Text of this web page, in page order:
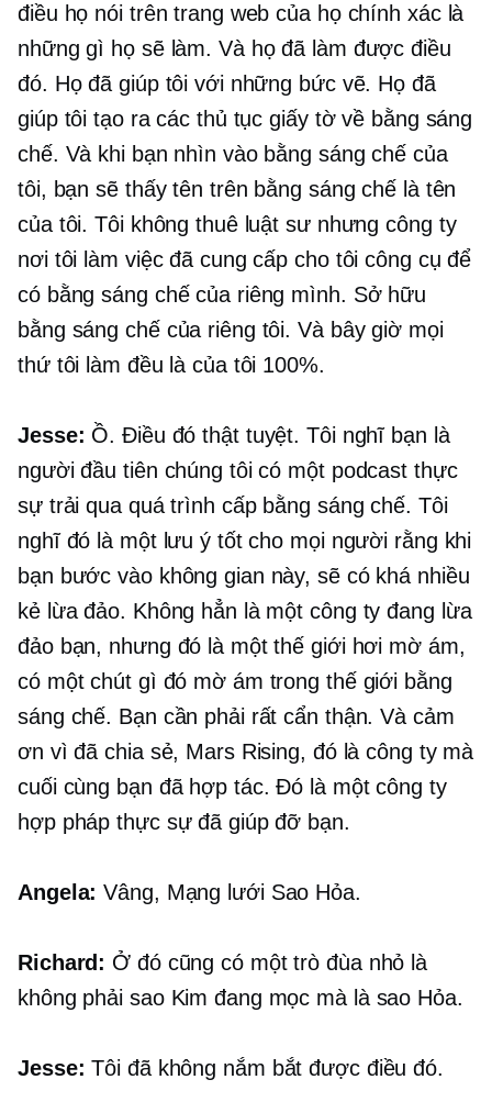
điều họ nói trên trang web của họ chính xác là
những gì họ sẽ làm. Và họ đã làm được điều
đó. Họ đã giúp tôi với những bức vẽ. Họ đã
giúp tôi tạo ra các thủ tục giấy tờ về bằng sáng
chế. Và khi bạn nhìn vào bằng sáng chế của
tôi, bạn sẽ thấy tên trên bằng sáng chế là tên
của tôi. Tôi không thuê luật sư nhưng công ty
nơi tôi làm việc đã cung cấp cho tôi công cụ để
có bằng sáng chế của riêng mình. Sở hữu
bằng sáng chế của riêng tôi. Và bây giờ mọi
thứ tôi làm đều là của tôi 100%.
Jesse: Ồ. Điều đó thật tuyệt. Tôi nghĩ bạn là
người đầu tiên chúng tôi có một podcast thực
sự trải qua quá trình cấp bằng sáng chế. Tôi
nghĩ đó là một lưu ý tốt cho mọi người rằng khi
bạn bước vào không gian này, sẽ có khá nhiều
kẻ lừa đảo. Không hẳn là một công ty đang lừa
đảo bạn, nhưng đó là một thế giới hơi mờ ám,
có một chút gì đó mờ ám trong thế giới bằng
sáng chế. Bạn cần phải rất cẩn thận. Và cảm
ơn vì đã chia sẻ, Mars Rising, đó là công ty mà
cuối cùng bạn đã hợp tác. Đó là một công ty
hợp pháp thực sự đã giúp đỡ bạn.
Angela: Vâng, Mạng lưới Sao Hỏa.
Richard: Ở đó cũng có một trò đùa nhỏ là
không phải sao Kim đang mọc mà là sao Hỏa.
Jesse: Tôi đã không nắm bắt được điều đó.